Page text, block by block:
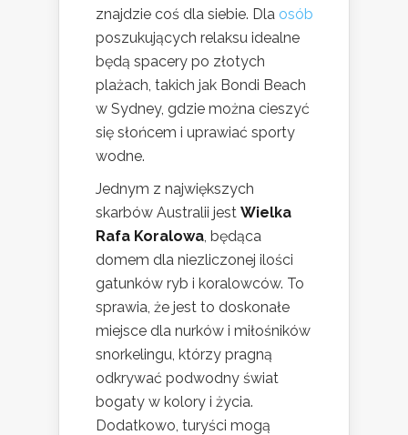
znajdzie coś dla siebie. Dla osób
poszukujących relaksu idealne
będą spacery po złotych
plażach, takich jak Bondi Beach
w Sydney, gdzie można cieszyć
się słońcem i uprawiać sporty
wodne.
Jednym z największych
skarbów Australii jest Wielka
Rafa Koralowa, będąca
domem dla niezliczonej ilości
gatunków ryb i koralowców. To
sprawia, że jest to doskonałe
miejsce dla nurków i miłośników
snorkelingu, którzy pragną
odkrywać podwodny świat
bogaty w kolory i życia.
Dodatkowo, turyści mogą